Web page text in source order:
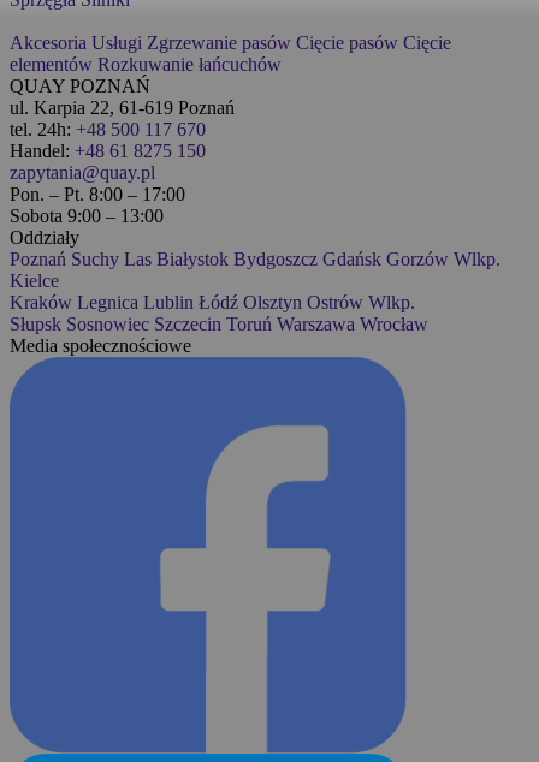
Akcesoria Usługi Zgrzewanie pasów Cięcie pasów Cięcie
elementów Rozkuwanie łańcuchów
QUAY POZNAŃ
ul. Karpia 22, 61-619 Poznań
tel. 24h: +48 500 117 670
Handel: +48 61 8275 150
zapytania@quay.pl
Pon. – Pt. 8:00 – 17:00
Sobota 9:00 – 13:00
Oddziały
Poznań Suchy Las Białystok Bydgoszcz Gdańsk Gorzów Wlkp.
Kielce
Kraków Legnica Lublin Łódź Olsztyn Ostrów Wlkp.
Słupsk Sosnowiec Szczecin Toruń Warszawa Wrocław
Media społecznościowe